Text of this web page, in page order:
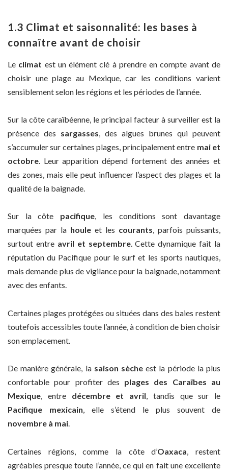
1.3 Climat et saisonnalité: les bases à
connaître avant de choisir
Le climat est un élément clé à prendre en compte avant de
choisir une plage au Mexique, car les conditions varient
sensiblement selon les régions et les périodes de l’année.
Sur la côte caraïbéenne, le principal facteur à surveiller est la
présence des sargasses, des algues brunes qui peuvent
s’accumuler sur certaines plages, principalement entre mai et
octobre. Leur apparition dépend fortement des années et
des zones, mais elle peut influencer l’aspect des plages et la
qualité de la baignade.
Sur la côte pacifique, les conditions sont davantage
marquées par la houle et les courants, parfois puissants,
surtout entre avril et septembre. Cette dynamique fait la
réputation du Pacifique pour le surf et les sports nautiques,
mais demande plus de vigilance pour la baignade, notamment
avec des enfants.
Certaines plages protégées ou situées dans des baies restent
toutefois accessibles toute l’année, à condition de bien choisir
son emplacement.
De manière générale, la saison sèche est la période la plus
confortable pour profiter des plages des Caraïbes au
Mexique, entre décembre et avril, tandis que sur le
Pacifique mexicain, elle s’étend le plus souvent de
novembre à mai.
Certaines régions, comme la côte d’Oaxaca , restent
agréables presque toute l’année, ce qui en fait une excellente